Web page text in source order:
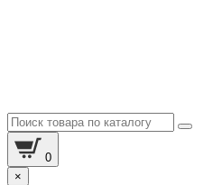
0
×